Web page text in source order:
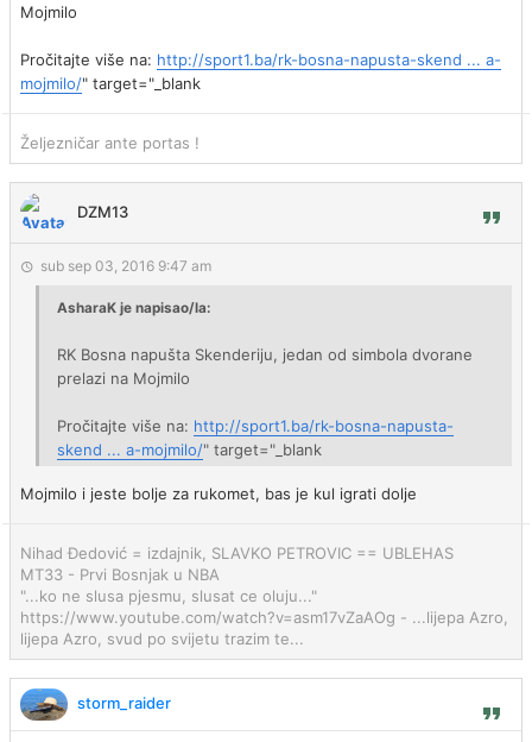
Mojmilo
Pročitajte više na: http://sport1.ba/rk-bosna-napusta-skend ... a-
mojmilo/" target="_blank
Željezničar ante portas !
DZM13
sub sep 03, 2016 9:47 am
AsharaK je napisao/la:
RK Bosna napušta Skenderiju, jedan od simbola dvorane
prelazi na Mojmilo
Pročitajte više na: http://sport1.ba/rk-bosna-napusta-
skend ... a-mojmilo/" target="_blank
Mojmilo i jeste bolje za rukomet, bas je kul igrati dolje
Nihad Đedović = izdajnik, SLAVKO PETROVIC == UBLEHAS
MT33 - Prvi Bosnjak u NBA
"...ko ne slusa pjesmu, slusat ce oluju..."
https://www.youtube.com/watch?v=asm17vZaAOg - ...lijepa Azro,
lijepa Azro, svud po svijetu trazim te...
storm_raider